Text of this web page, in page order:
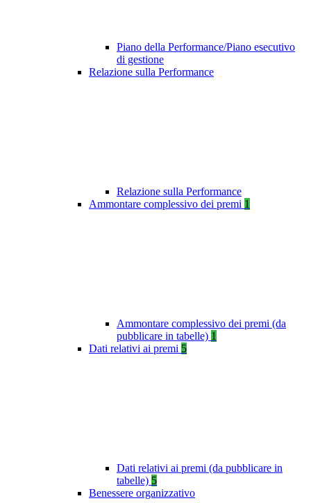
Piano della Performance/Piano esecutivo
di gestione
Relazione sulla Performance
Relazione sulla Performance
Ammontare complessivo dei premi 1
Ammontare complessivo dei premi (da
pubblicare in tabelle) 1
Dati relativi ai premi 5
Dati relativi ai premi (da pubblicare in
tabelle) 5
Benessere organizzativo